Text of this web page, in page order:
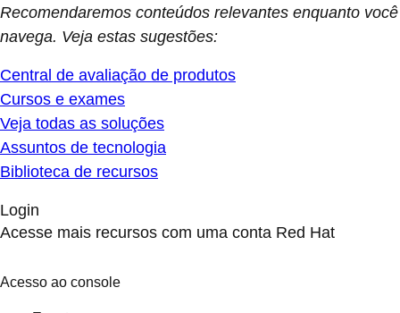
Recomendaremos conteúdos relevantes enquanto você
navega. Veja estas sugestões:
Central de avaliação de produtos
Cursos e exames
Veja todas as soluções
Assuntos de tecnologia
Biblioteca de recursos
Login
Acesse mais recursos com uma conta Red Hat
Acesso ao console